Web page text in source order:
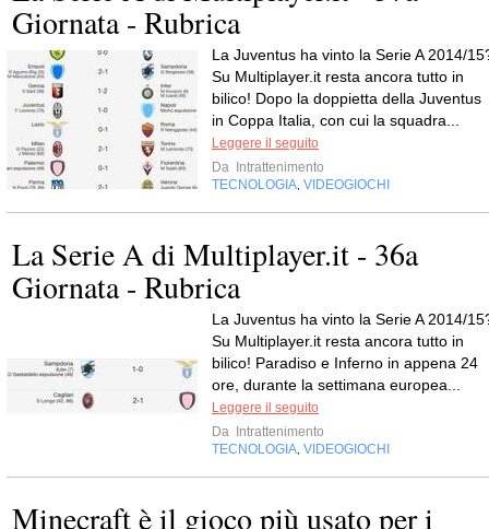
Giornata - Rubrica
La Juventus ha vinto la Serie A 2014/
Su Multiplayer.it resta ancora tutto in
bilico! Dopo la doppietta della Juventus
in Coppa Italia, con cui la squadra...
Leggere il seguito
Da
Intrattenimento
TECNOLOGIA VIDEOGIOCHI
La Serie A di Multiplayer.it - 36a
Giornata - Rubrica
La Juventus ha vinto la Serie A 2014/
Su Multiplayer.it resta ancora tutto in
bilico! Paradiso e Inferno in appena 24
ore, durante la settimana europea...
Leggere il seguito
Da
Intrattenimento
TECNOLOGIA VIDEOGIOCHI
Minecraft è il gioco più usato per i